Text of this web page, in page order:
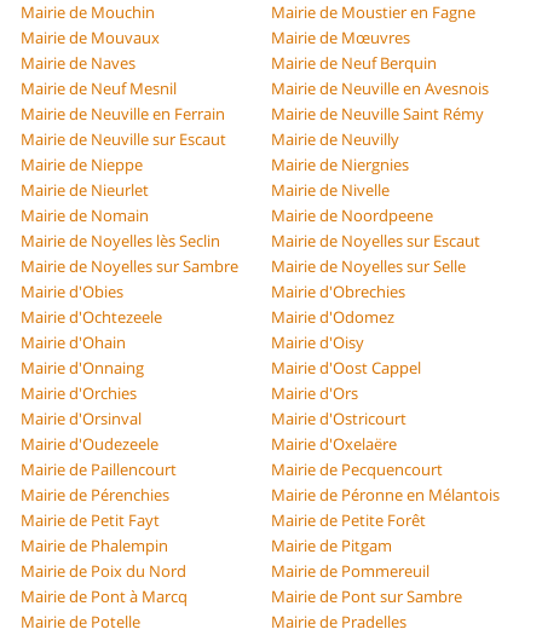
Mairie de Mouchin
Mairie de Moustier en Fagne
Mairie de Mouvaux
Mairie de Mœuvres
Mairie de Naves
Mairie de Neuf Berquin
Mairie de Neuf Mesnil
Mairie de Neuville en Avesnois
Mairie de Neuville en Ferrain
Mairie de Neuville Saint Rémy
Mairie de Neuville sur Escaut
Mairie de Neuvilly
Mairie de Nieppe
Mairie de Niergnies
Mairie de Nieurlet
Mairie de Nivelle
Mairie de Nomain
Mairie de Noordpeene
Mairie de Noyelles lès Seclin
Mairie de Noyelles sur Escaut
Mairie de Noyelles sur Sambre
Mairie de Noyelles sur Selle
Mairie d'Obies
Mairie d'Obrechies
Mairie d'Ochtezeele
Mairie d'Odomez
Mairie d'Ohain
Mairie d'Oisy
Mairie d'Onnaing
Mairie d'Oost Cappel
Mairie d'Orchies
Mairie d'Ors
Mairie d'Orsinval
Mairie d'Ostricourt
Mairie d'Oudezeele
Mairie d'Oxelaëre
Mairie de Paillencourt
Mairie de Pecquencourt
Mairie de Pérenchies
Mairie de Péronne en Mélantois
Mairie de Petit Fayt
Mairie de Petite Forêt
Mairie de Phalempin
Mairie de Pitgam
Mairie de Poix du Nord
Mairie de Pommereuil
Mairie de Pont à Marcq
Mairie de Pont sur Sambre
Mairie de Potelle
Mairie de Pradelles